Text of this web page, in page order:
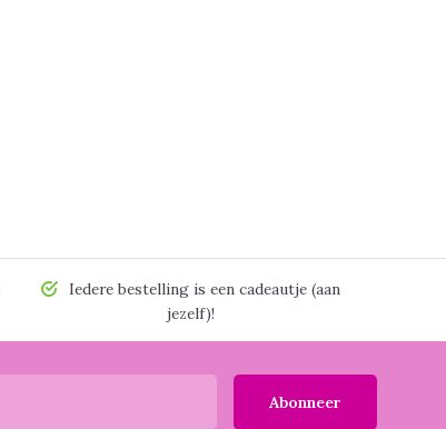
Iedere bestelling is een cadeautje (aan
jezelf)!
Abonneer